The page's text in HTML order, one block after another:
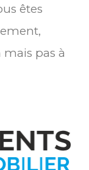
êtes
pas à